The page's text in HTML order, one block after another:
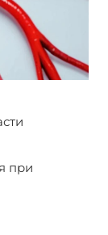
при